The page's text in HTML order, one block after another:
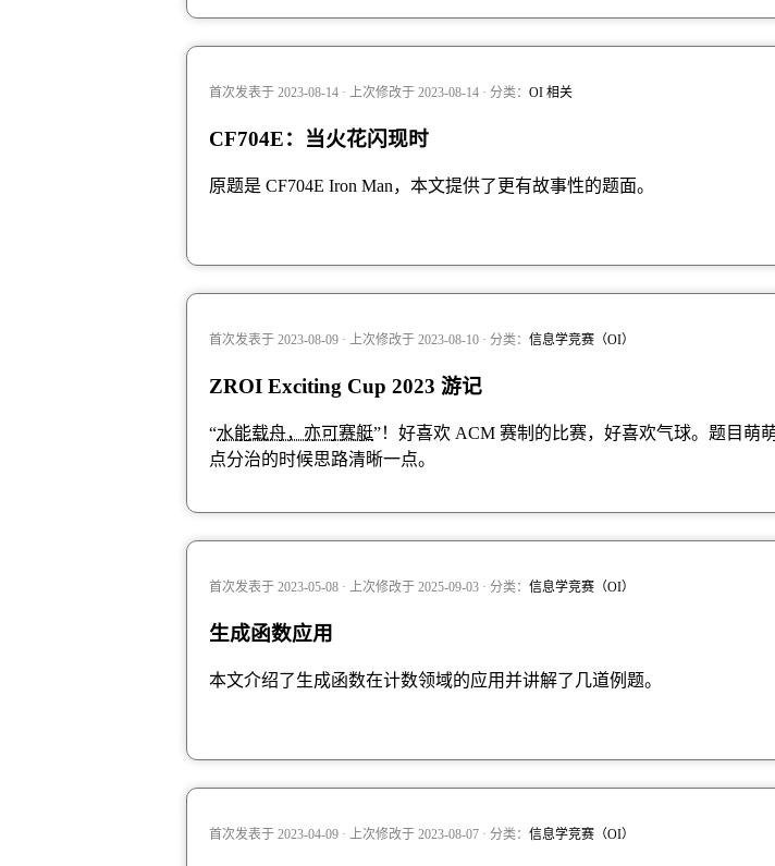
首次发表于 2023-08-14 · 上次修改于 2023-08-14 · 分类： OI 相关
CF704E：当火花闪现时
原题是 CF704E Iron Man，本文提供了更有故事性的题面。
首次发表于 2023-08-09 · 上次修改于 2023-08-10 · 分类： 信息学竞赛（OI）
ZROI Exciting Cup 2023 游记
“水能载舟，亦可赛艇”！好喜欢 ACM 赛制的比赛，好喜欢气球。题目萌
点分治的时候思路清晰一点。
首次发表于 2023-05-08 · 上次修改于 2025-09-03 · 分类： 信息学竞赛（OI）
生成函数应用
本文介绍了生成函数在计数领域的应用并讲解了几道例题。
首次发表于 2023-04-09 · 上次修改于 2023-08-07 · 分类： 信息学竞赛（OI）